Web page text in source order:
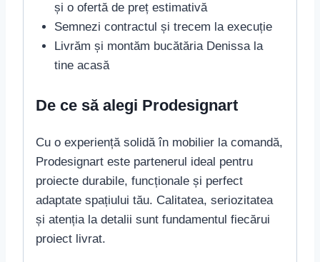
și o ofertă de preț estimativă
Semnezi contractul și trecem la execuție
Livrăm și montăm bucătăria Denissa la
tine acasă
De ce să alegi Prodesignart
Cu o experiență solidă în mobilier la comandă,
Prodesignart este partenerul ideal pentru
proiecte durabile, funcționale și perfect
adaptate spațiului tău. Calitatea, seriozitatea
și atenția la detalii sunt fundamentul fiecărui
proiect livrat.